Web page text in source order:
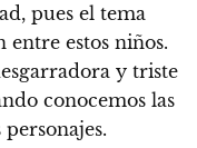
pues el tema
entre estos niños.
y triste
conocemos las